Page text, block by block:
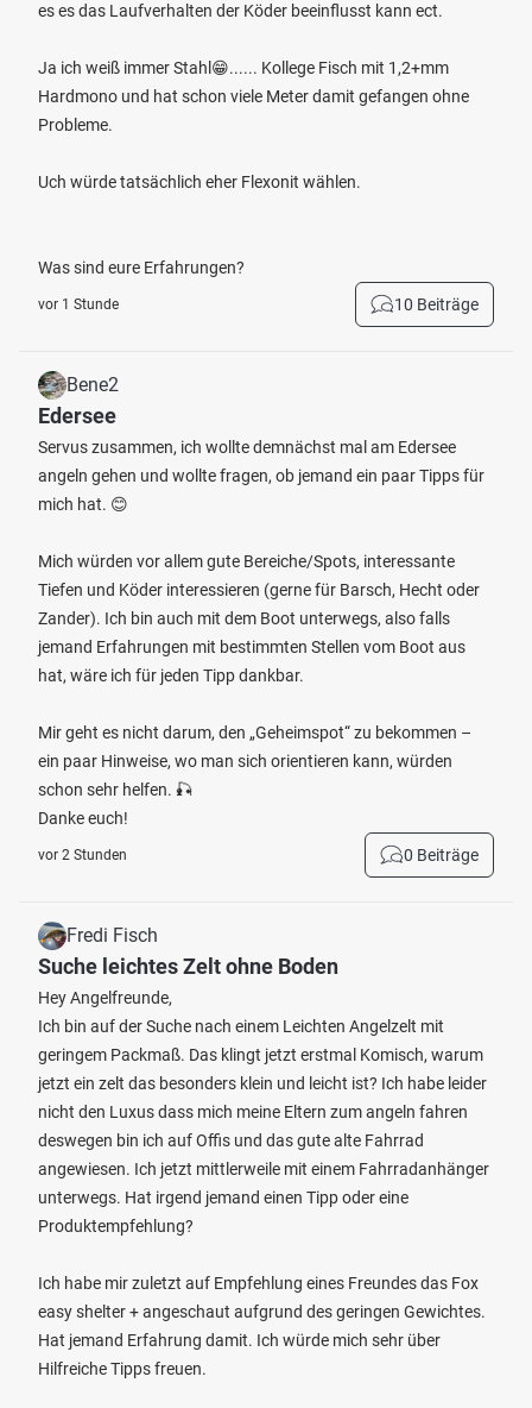
es es das Laufverhalten der Köder beeinflusst kann ect.
Ja ich weiß immer Stahl😁...... Kollege Fisch mit 1,2+mm
Hardmono und hat schon viele Meter damit gefangen ohne
Probleme.
Uch würde tatsächlich eher Flexonit wählen.
Was sind eure Erfahrungen?
vor 1 Stunde 10 Beiträge
Bene2
Edersee
Servus zusammen, ich wollte demnächst mal am Edersee
angeln gehen und wollte fragen, ob jemand ein paar Tipps für
mich hat. 😊
Mich würden vor allem gute Bereiche/Spots, interessante
Tiefen und Köder interessieren (gerne für Barsch, Hecht oder
Zander). Ich bin auch mit dem Boot unterwegs, also falls
jemand Erfahrungen mit bestimmten Stellen vom Boot aus
hat, wäre ich für jeden Tipp dankbar.
Mir geht es nicht darum, den „Geheimspot“ zu bekommen –
ein paar Hinweise, wo man sich orientieren kann, würden
schon sehr helfen. 🎣
Danke euch!
vor 2 Stunden 0 Beiträge
Fredi Fisch
Suche leichtes Zelt ohne Boden
Hey Angelfreunde,
Ich bin auf der Suche nach einem Leichten Angelzelt mit
geringem Packmaß. Das klingt jetzt erstmal Komisch, warum
jetzt ein zelt das besonders klein und leicht ist? Ich habe leider
nicht den Luxus dass mich meine Eltern zum angeln fahren
deswegen bin ich auf Offis und das gute alte Fahrrad
angewiesen. Ich jetzt mittlerweile mit einem Fahrradanhänger
unterwegs. Hat irgend jemand einen Tipp oder eine
Produktempfehlung?
Ich habe mir zuletzt auf Empfehlung eines Freundes das Fox
easy shelter + angeschaut aufgrund des geringen Gewichtes.
Hat jemand Erfahrung damit. Ich würde mich sehr über
Hilfreiche Tipps freuen.